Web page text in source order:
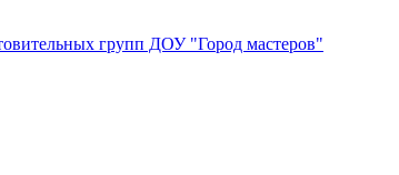
групп ДОУ "Город мастеров"